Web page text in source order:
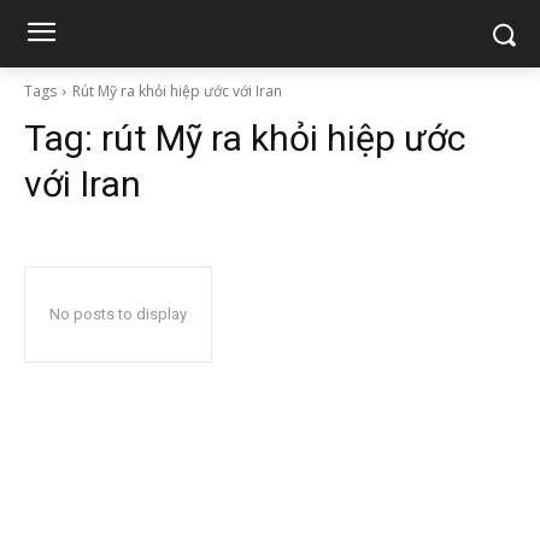
Tags Rút Mỹ ra khỏi hiệp ước với Iran
Tag: rút Mỹ ra khỏi hiệp ước
với Iran
No posts to display